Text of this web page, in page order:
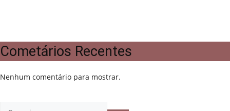
Cometários Recentes
Nenhum comentário para mostrar.